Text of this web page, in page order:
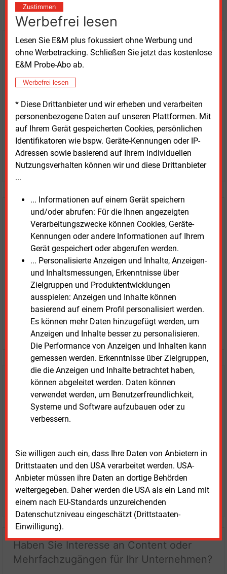
Zustimmen
Werbefrei lesen
Lesen Sie E&M plus fokussiert ohne Werbung und
ohne Werbetracking. Schließen Sie jetzt das kostenlose
E&M Probe-Abo ab.
Werbefrei lesen
* Diese Drittanbieter und wir erheben und verarbeiten
personenbezogene Daten auf unseren Plattformen. Mit
auf Ihrem Gerät gespeicherten Cookies, persönlichen
Identifikatoren wie bspw. Geräte-Kennungen oder IP-
Adressen sowie basierend auf Ihrem individuellen
Nutzungsverhalten können wir und diese Drittanbieter
...
... Informationen auf einem Gerät speichern
und/oder abrufen: Für die Ihnen angezeigten
Verarbeitungszwecke können Cookies, Geräte-
Kennungen oder andere Informationen auf Ihrem
Gerät gespeichert oder abgerufen werden.
... Personalisierte Anzeigen und Inhalte, Anzeigen-
und Inhaltsmessungen, Erkenntnisse über
Zielgruppen und Produktentwicklungen
ausspielen: Anzeigen und Inhalte können
basierend auf einem Profil personalisiert werden.
Es können mehr Daten hinzugefügt werden, um
Anzeigen und Inhalte besser zu personalisieren.
Die Performance von Anzeigen und Inhalten kann
gemessen werden. Erkenntnisse über Zielgruppen,
die die Anzeigen und Inhalte betrachtet haben,
können abgeleitet werden. Daten können
verwendet werden, um Benutzerfreundlichkeit,
Systeme und Software aufzubauen oder zu
verbessern.
Sie willigen auch ein, dass Ihre Daten von Anbietern in
Drittstaaten und den USA verarbeitet werden. USA-
Anbieter müssen ihre Daten an dortige Behörden
weitergegeben. Daher werden die USA als ein Land mit
einem nach EU-Standards unzureichenden
Datenschutzniveau eingeschätzt (Drittstaaten-
Einwilligung).
Kaufen Sie den Artikel
erhalten Sie sofort diesen redaktionellen Beitrag für
nur €2.98
JETZT ARTIKEL KAUFEN
Testen SieE&M
kostenlos und
unverbindlich
Zwei Wochen kostenfreier Zugang
Zugang auf stündlich aktualisierte Nachrichten mit
Prognose- und Marktdaten
+ einmal täglich E&M daily
+ zwei Ausgaben der Zeitung E&M
ohne automatische Verlängerung
JETZT KOSTENLOS TESTEN
Login für Kunden
LOGIN
Haben Sie Interesse an Content oder
Mehrfachzugängen für Ihr Unternehmen?